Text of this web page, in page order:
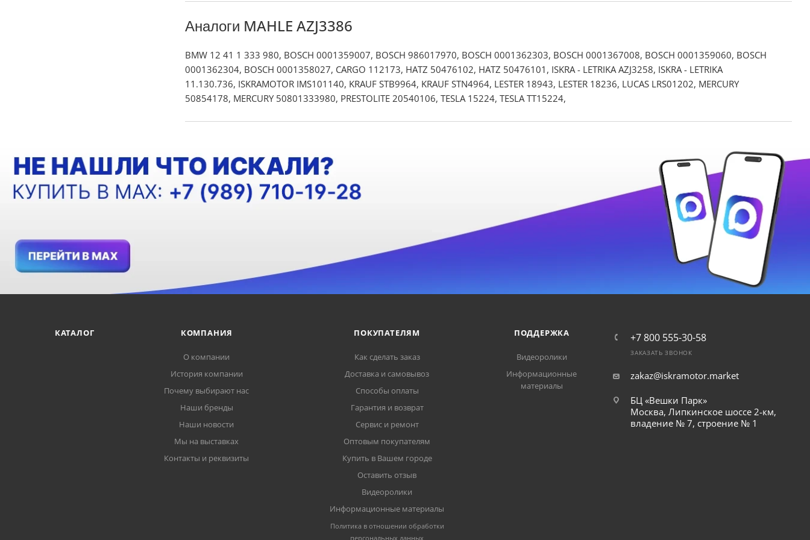
Аналоги MAHLE AZJ3386
BMW 12 41 1 333 980, BOSCH 0001359007, BOSCH 986017970, BOSCH 0001362303, BOSCH 0001367008, BOSCH 0001359060, BOSCH
0001362304, BOSCH 0001358027, CARGO 112173, HATZ 50476102, HATZ 50476101, ISKRA - LETRIKA AZJ3258, ISKRA - LETRIKA
11.130.736, ISKRAMOTOR IMS101140, KRAUF STB9964, KRAUF STN4964, LESTER 18943, LESTER 18236, LUCAS LRS01202, MERCURY
50854178, MERCURY 50801333980, PRESTOLITE 20540106, TESLA 15224, TESLA TT15224,
КАТАЛОГ КОМПАНИЯ
О компании
История компании
Почему выбирают нас
Наши бренды
Наши новости
Мы на выставках
Контакты и реквизиты
ПОКУПАТЕЛЯМ
Как сделать заказ
Доставка и самовывоз
Способы оплаты
Гарантия и возврат
Сервис и ремонт
Оптовым покупателям
Купить в Вашем городе
Оставить отзыв
Видеоролики
Информационные материалы
Политика в отношении обработки
персональных данных
ПОДДЕРЖКА
Видеоролики
Информационные
материалы
+7 800 555-30-58
ЗАКАЗАТЬ ЗВОНОК
zakaz@iskramotor.market
БЦ «Вешки Парк»
Москва, Липкинское шоссе 2-км,
владение № 7, строение № 1